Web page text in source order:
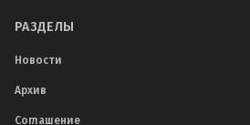
РАЗДЕЛЫ
Новости
Архив
Соглашение